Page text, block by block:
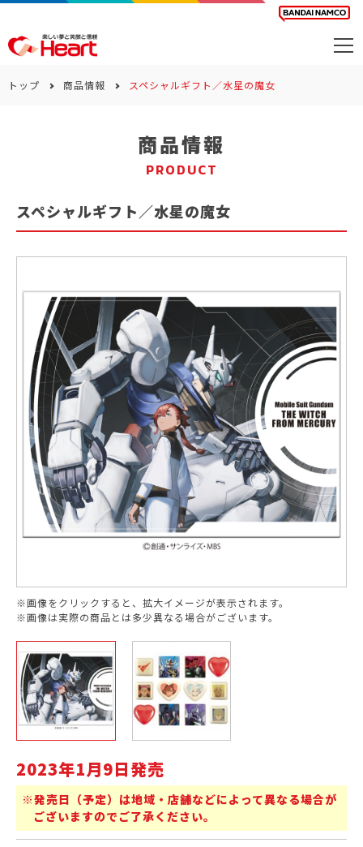
サステナビリティ
トップ 商品情報 スペシャルギフト／水星の魔女
商品情報
PRODUCT
スペシャルギフト／水星の魔女
※画像をクリックすると、拡大イメージが表示されます。
※画像は実際の商品とは多少異なる場合がございます。
2023年1月9日発売
※発売日（予定）は地域・店舗などによって異なる場合が
ございますのでご了承ください。